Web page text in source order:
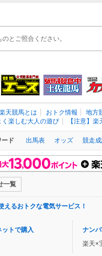
とご照合ください。
天競馬とは おトク情報 地方
楽しむ大人の遊び
【注意】
ード 出馬表 オッズ 競走
一覧
えるおトクな電気サービス！
トで購入
ナン
楽天×